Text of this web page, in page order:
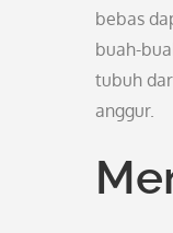
bebas
buah-
tubuh
anggur.